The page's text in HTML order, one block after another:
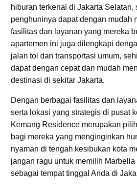
hiburan terkenal di Jakarta Selatan,
penghuninya dapat dengan mudah
fasilitas dan layanan yang mereka
apartemen ini juga dilengkapi
jalan tol dan transportasi umum,
dapat dengan cepat dan mudah
destinasi di sekitar Jakarta.
Dengan berbagai fasilitas dan
serta lokasi yang strategis di pusat
Kemang Residence merupakan
bagi mereka yang menginginkan
nyaman di tengah kesibukan kota
jangan ragu untuk memilih
sebagai tempat tinggal Anda di